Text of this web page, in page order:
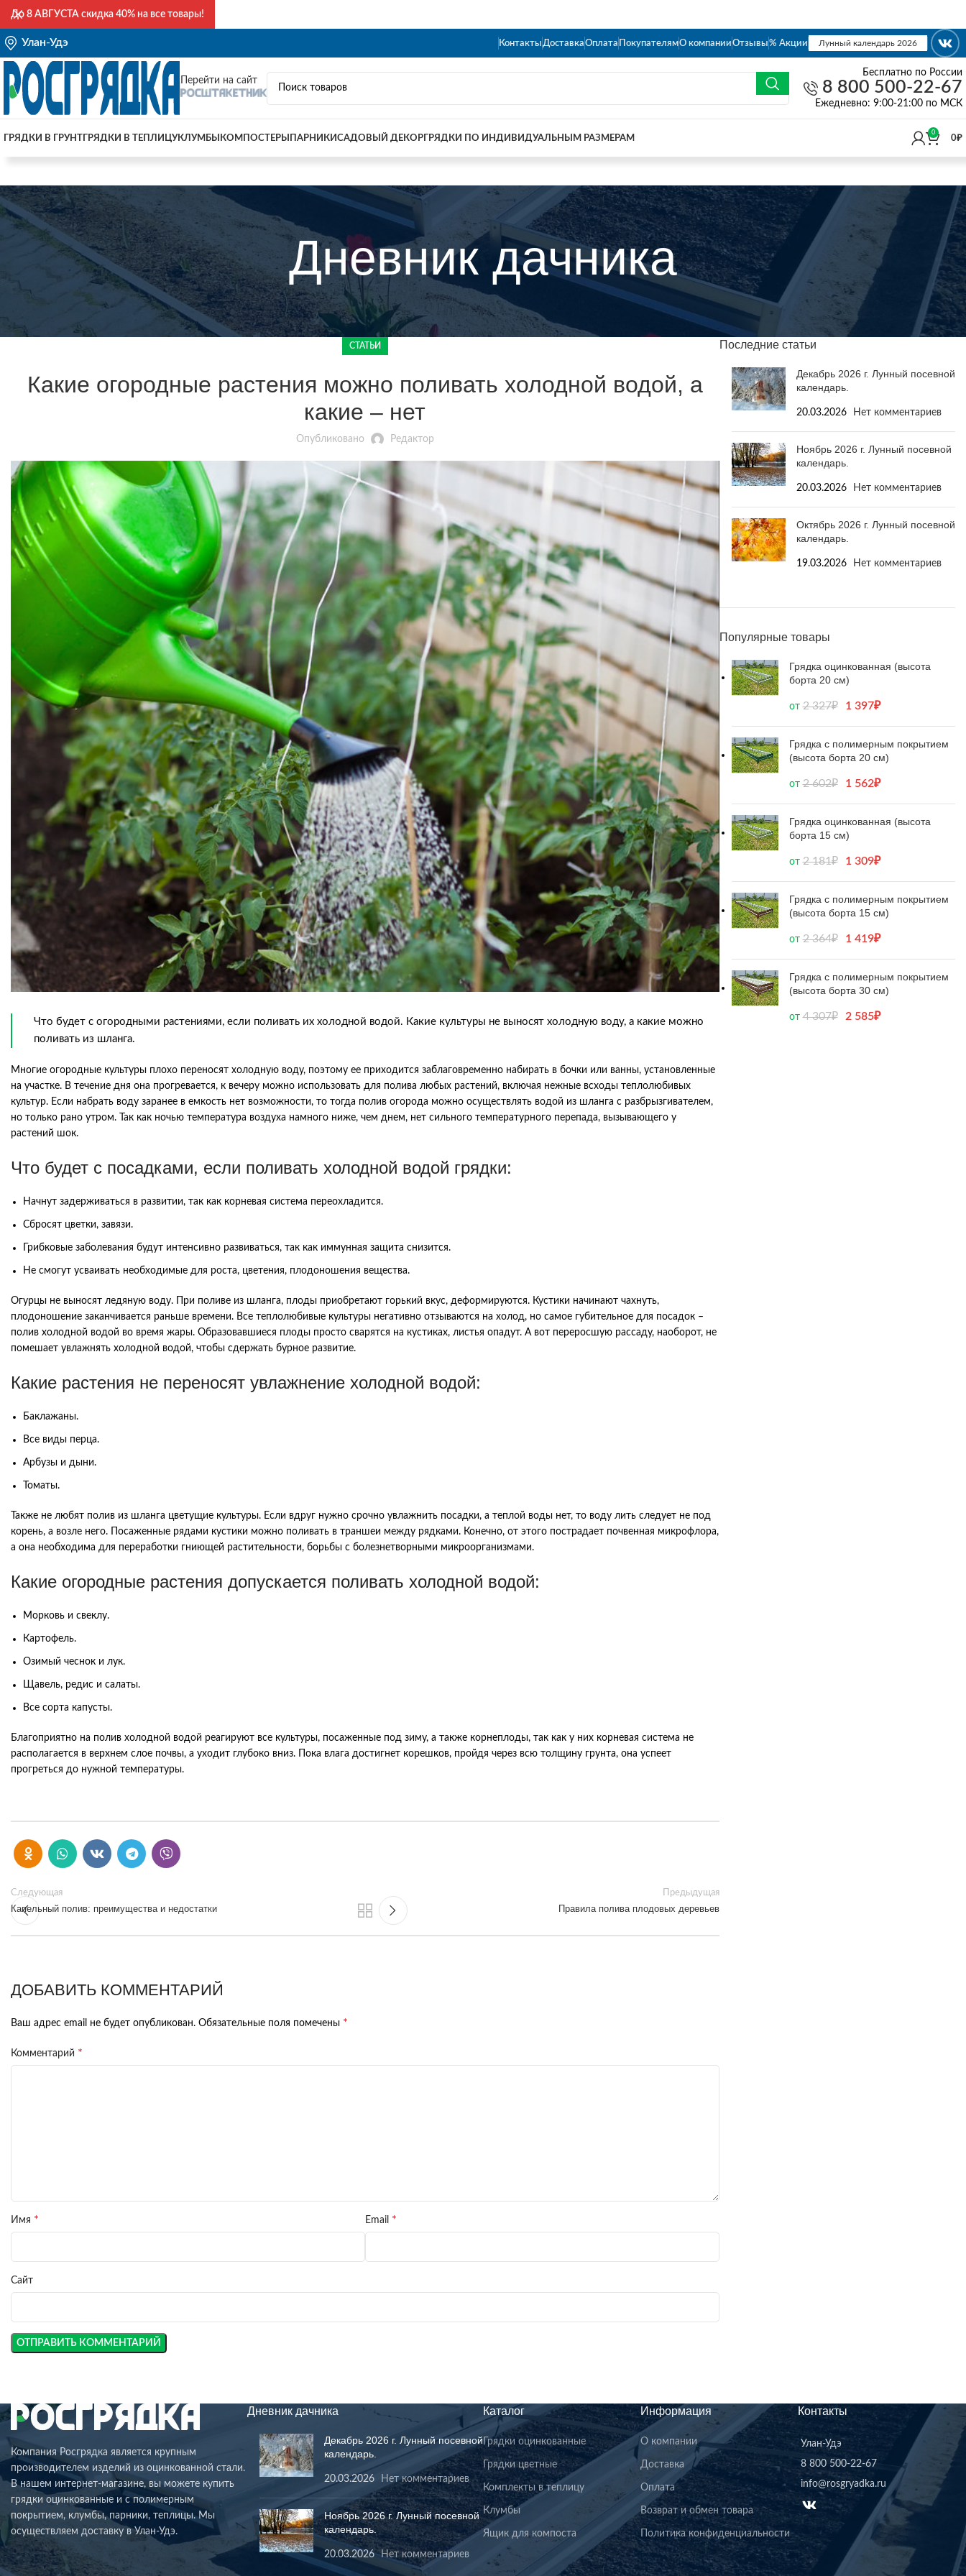
Улан-Удэ Контакты ДоставкаОплата ПокупателямО компанииОтзывы% Акции Лунный календарь 2026
Перейти на сайт
Бесплатно по России
8 800 500-22-67
Eжедневно: 9:00-21:00 по МСК
ГРЯДКИ В ГРУНТ ГРЯДКИ В ТЕПЛИЦУКЛУМБЫ КОМПОСТЕРЫ ПАРНИКИСАДОВЫЙ ДЕКОР ГРЯДКИ ПО ИНДИВИДУАЛЬНЫМ РАЗМЕРАМ
0
0₽
Дневник дачника
СТАТЬИ
Какие огородные растения можно поливать холодной водой, а
какие – нет
Опубликовано Редактор
Что будет с огородными растениями, если поливать их холодной водой. Какие культуры не выносят холодную воду, а какие можно
поливать из шланга.
Многие огородные культуры плохо переносят холодную воду, поэтому ее приходится заблаговременно набирать в бочки или ванны, установленные
на участке. В течение дня она прогревается, к вечеру можно использовать для полива любых растений, включая нежные всходы теплолюбивых
культур. Если набрать воду заранее в емкость нет возможности, то тогда полив огорода можно осуществлять водой из шланга с разбрызгивателем,
но только рано утром. Так как ночью температура воздуха намного ниже, чем днем, нет сильного температурного перепада, вызывающего у
растений шок.
Что будет с посадками, если поливать холодной водой грядки:
Начнут задерживаться в развитии, так как корневая система переохладится.
Сбросят цветки, завязи.
Грибковые заболевания будут интенсивно развиваться, так как иммунная защита снизится.
Не смогут усваивать необходимые для роста, цветения, плодоношения вещества.
Огурцы не выносят ледяную воду. При поливе из шланга, плоды приобретают горький вкус, деформируются. Кустики начинают чахнуть,
плодоношение заканчивается раньше времени. Все теплолюбивые культуры негативно отзываются на холод, но самое губительное для посадок –
полив холодной водой во время жары. Образовавшиеся плоды просто сварятся на кустиках, листья опадут. А вот переросшую рассаду, наоборот, не
помешает увлажнять холодной водой, чтобы сдержать бурное развитие.
Какие растения не переносят увлажнение холодной водой:
Баклажаны.
Все виды перца.
Арбузы и дыни.
Томаты.
Также не любят полив из шланга цветущие культуры. Если вдруг нужно срочно увлажнить посадки, а теплой воды нет, то воду лить следует не под
корень, а возле него. Посаженные рядами кустики можно поливать в траншеи между рядками. Конечно, от этого пострадает почвенная микрофлора,
а она необходима для переработки гниющей растительности, борьбы с болезнетворными микроорганизмами.
Какие огородные растения допускается поливать холодной водой:
Морковь и свеклу.
Картофель.
Озимый чеснок и лук.
Щавель, редис и салаты.
Все сорта капусты.
Благоприятно на полив холодной водой реагируют все культуры, посаженные под зиму, а также корнеплоды, так как у них корневая система не
располагается в верхнем слое почвы, а уходит глубоко вниз. Пока влага достигнет корешков, пройдя через всю толщину грунта, она успеет
прогреться до нужной температуры.
Следующая
Капельный полив: преимущества и недостатки
Предыдущая
Правила полива плодовых деревьев
ДОБАВИТЬ КОММЕНТАРИЙ
Ваш адрес email не будет опубликован. Обязательные поля помечены *
Комментарий *
Имя * Email *
Сайт
Последние статьи
Декабрь 2026 г. Лунный посевной
календарь.
20.03.2026 Нет комментариев
Ноябрь 2026 г. Лунный посевной
календарь.
20.03.2026 Нет комментариев
Октябрь 2026 г. Лунный посевной
календарь.
19.03.2026 Нет комментариев
Популярные товары
Грядка оцинкованная (высота
борта 20 см)
от 2 327₽ 1 397₽
Грядка с полимерным покрытием
(высота борта 20 см)
от 2 602₽ 1 562₽
Грядка оцинкованная (высота
борта 15 см)
от 2 181₽ 1 309₽
Грядка с полимерным покрытием
(высота борта 15 см)
от 2 364₽ 1 419₽
Грядка с полимерным покрытием
(высота борта 30 см)
от 4 307₽ 2 585₽
Компания Росгрядка является крупным
производителем изделий из оцинкованной стали.
В нашем интернет-магазине, вы можете купить
грядки оцинкованные и с полимерным
покрытием, клумбы, парники, теплицы. Мы
осуществляем доставку в Улан-Удэ.
Дневник дачника
Декабрь 2026 г. Лунный посевной
календарь.
20.03.2026 Нет комментариев
Ноябрь 2026 г. Лунный посевной
календарь.
20.03.2026 Нет комментариев
Каталог
Грядки оцинкованные
Грядки цветные
Комплекты в теплицу
Клумбы
Ящик для компоста
Информация
О компании
Доставка
Оплата
Возврат и обмен товара
Политика конфиденциальности
Контакты
Улан-Удэ
8 800 500-22-67
info@rosgryadka.ru
До 8 АВГУСТА скидка 40% на все товары!